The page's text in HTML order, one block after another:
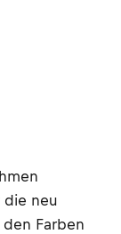
die neu
Farben